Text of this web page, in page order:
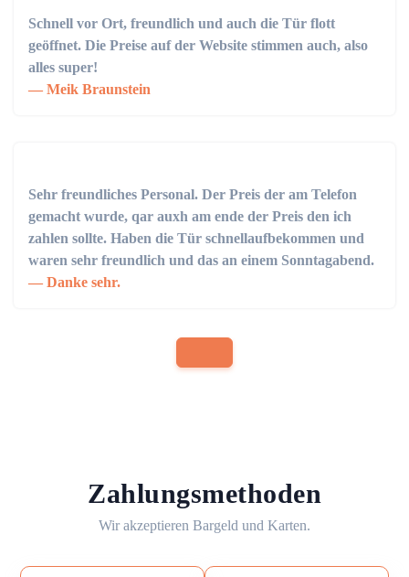
Schnell vor Ort, freundlich und auch die Tür flott
geöffnet. Die Preise auf der Website stimmen auch, also
alles super!
Meik Braunstein
Sehr freundliches Personal. Der Preis der am Telefon
gemacht wurde, qar auxh am ende der Preis den ich
zahlen sollte. Haben die Tür schnellaufbekommen und
waren sehr freundlich und das an einem Sonntagabend.
Danke sehr.
Zahlungsmethoden
Wir akzeptieren Bargeld und Karten.